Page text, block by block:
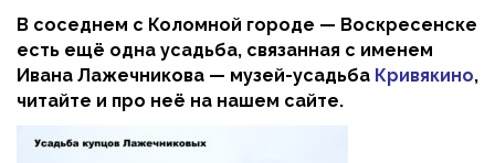
В соседнем с Коломной городе — Воскресенске
есть ещё одна усадьба, связанная с именем
Ивана Лажечникова — музей-усадьба Кривякино,
читайте и про неё на нашем сайте.